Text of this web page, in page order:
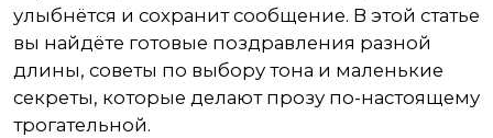
улыбнётся и сохранит сообщение. В этой статье
вы найдёте готовые поздравления разной
длины, советы по выбору тона и маленькие
секреты, которые делают прозу по-настоящему
трогательной.